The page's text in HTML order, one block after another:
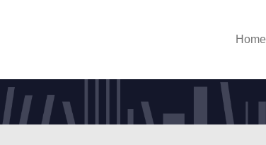
Home